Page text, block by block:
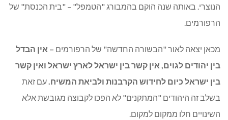
הנוצרי. באותה שנה הוקם בהמבורג "הטמפל" – "בית הכנסת" של
הרפורמים.
מכאן יצאה לאור "הבשורה החדשה" של הרפורמים – אין הבדל
בין יהודים לגוים, אין קשר בין ישראל לארץ ישראל ואין קשר
בין ישראל כיום לחידוש הקרבנות ולביאת המשיח.עם זאת
בשלב זה היהודים "המתקנים" לא הפכו לקבוצה מגובשת אלא
השינויים חלו ממקום למקום.